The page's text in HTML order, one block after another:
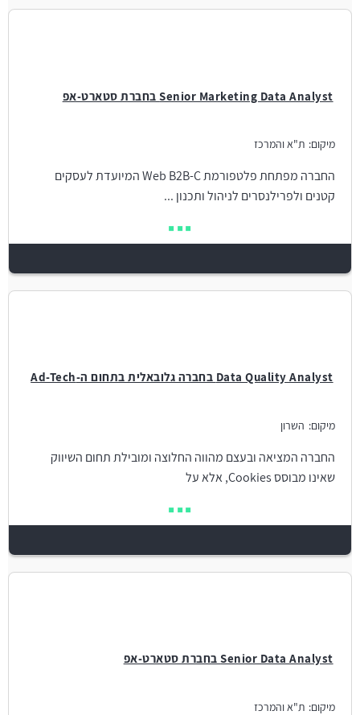
Senior Marketing Data Analyst בחברת סטארט-אפ
מיקום: ת"א והמרכז
החברה מפתחת פלטפורמת Web B2B-C המיועדת לעסקים
קטנים ולפרילנסרים לניהול ותכנון ...
Data Quality Analyst בחברה גלובאלית בתחום ה-Ad-Tech
מיקום: השרון
החברה המציאה ובעצם מהווה החלוצה ומובילת תחום השיווק
שאינו מבוסס Cookies, אלא על
Senior Data Analyst בחברת סטארט-אפ
מיקום: ת"א והמרכז